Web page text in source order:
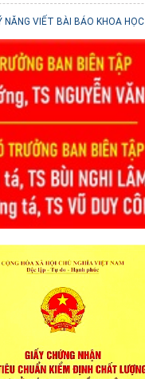
NĂNG VIẾT BÀI BÁO KHOA HỌC